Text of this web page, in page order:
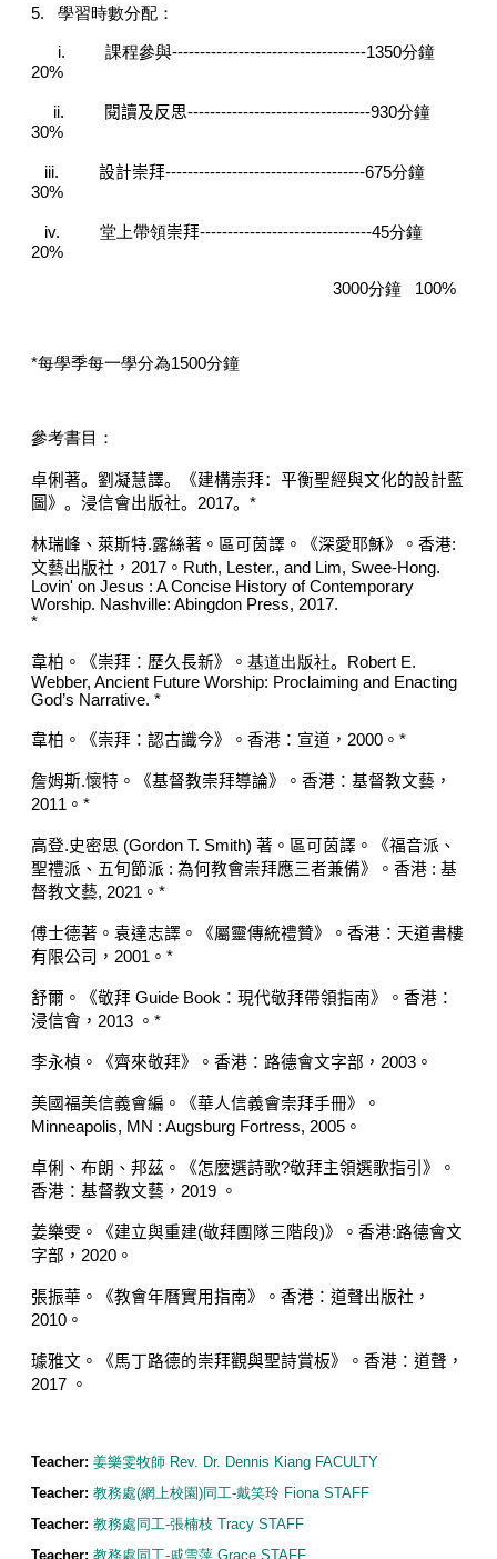
5. 學習時數分配：
i. 課程參與-----------------------------------1350分鐘
20%
ii. 閱讀及反思---------------------------------930分鐘
30%
iii. 設計崇拜------------------------------------675分鐘
30%
iv. 堂上帶領崇拜-------------------------------45分鐘
20%
3000分鐘 100%
*每學季每一學分為1500分鐘
參考書目：
卓俐 著。劉凝慧譯。《建構崇拜：平衡聖經與文化的設計藍
圖》。浸信會出版社。 2017。 *
林瑞峰、萊斯特.露絲著。區可茵譯。《深愛耶穌》。香港:
文藝出版社， 2017 。 Ruth, Lester., and Lim, Swee-Hong.
Lovin' on Jesus : A Concise History of Contemporary
Worship. Nashville: Abingdon Press, 2017.
*
韋柏。《崇拜：歷久長新》。 基道出版社。
Robert E.
Webber, Ancient Future Worship: Proclaiming and Enacting
God’s Narrative. *
韋柏。《崇拜 ： 認古識今》。香港 ： 宣道 ， 2000 。 *
詹姆斯.懷特。《基督教崇拜導論》。香港 ：基督教文藝 ，
2011 。 *
高登.史密思 (Gordon T. Smith) 著 。 區可茵譯 。《福音派、
聖禮派、五旬節派 : 為何教會崇拜應三者兼備》。 香港 : 基
督教文藝, 2021 。 *
傅士德著。袁達志譯。《屬靈傳統禮贊》。香港：天道書樓
有限公司， 2001 。 *
舒爾。《敬拜 Guide Book ： 現代敬拜帶領指南》。香港 ：
浸信會 ， 2013 。 *
李永楨。《齊來敬拜》。香港：路德會文字部， 2003 。
美國福美信義會編 。
《華人信義會崇拜手冊》。
Minneapolis, MN : Augsburg Fortress, 2005 。
卓俐、布朗、邦茲。《怎麼選詩歌?敬拜主領選歌指引》。
香港 ：基督教文藝 ， 2019 。
姜樂雯。《建立與重建(敬拜團隊三階段)》。香港:路德會文
字部 ， 2020 。
張振華 。 《教會年曆實用指南》 。 香港：道聲出版社，
2010 。
璩雅文。《馬丁路德的崇拜觀與聖詩賞板》。香港 ： 道聲 ，
2017 。
Teacher: 姜樂雯牧師 Rev. Dr. Dennis Kiang FACULTY
Teacher: 教務處(網上校園)同工-戴笑玲 Fiona STAFF
Teacher: 教務處同工-張楠枝 Tracy STAFF
Teacher: 教務處同工-戚雪萍 Grace STAFF